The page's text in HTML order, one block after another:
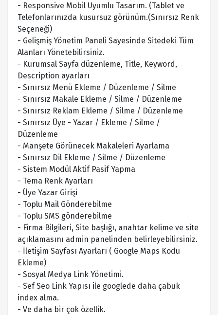
- Responsive Mobil Uyumlu Tasarım. (Tablet ve
Telefonlarınızda kusursuz görünüm.(Sınırsız Renk
Seçeneği)
- Gelişmiş Yönetim Paneli Sayesinde Sitedeki Tüm
Alanları Yönetebilirsiniz.
- Kurumsal Sayfa düzenleme, Title, Keyword,
Description ayarları
- Sınırsız Menü Ekleme / Düzenleme / Silme
- Sınırsız Makale Ekleme / Silme / Düzenleme
- Sınırsız Reklam Ekleme / Silme / Düzenleme
- Sınırsız Üye - Yazar / Ekleme / Silme /
Düzenleme
- Manşete Görünecek Makaleleri Ayarlama
- Sınırsız Dil Ekleme / Silme / Düzenleme
- Sistem Modül Aktif Pasif Yapma
- Tema Renk Ayarları
- Üye Yazar Girişi
- Toplu Mail Gönderebilme
- Toplu SMS gönderebilme
- Firma Bilgileri, Site başlığı, anahtar kelime ve site
açıklamasını admin panelinden belirleyebilirsiniz.
- İletişim Sayfası Ayarları ( Google Maps Kodu
Ekleme)
- Sosyal Medya Link Yönetimi.
- Sef Seo Link Yapısı ile googlede daha çabuk
index alma.
- Ve daha bir çok özellik.